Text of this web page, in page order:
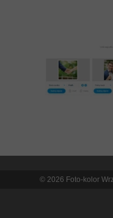
© 2026 Foto-kolor